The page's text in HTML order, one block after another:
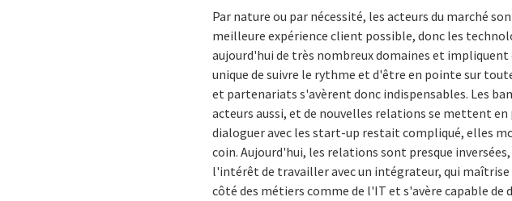
Par nature ou par nécessité, les acteurs du marché
meilleure expérience client possible, donc les
aujourd'hui de très nombreux domaines et
unique de suivre le rythme et d'être en pointe sur
et partenariats s'avèrent donc indispensables. Les
acteurs aussi, et de nouvelles relations se mettent en
dialoguer avec les start-up restait compliqué, elles
coin. Aujourd'hui, les relations sont presque
l'intérêt de travailler avec un intégrateur, qui
côté des métiers comme de l'IT et s'avère capable